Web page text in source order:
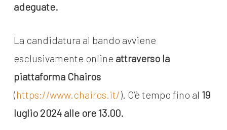
adeguate.
La candidatura al bando avviene
esclusivamente online attraverso la
piattaforma Chairos
(https://www.chairos.it/). C’è tempo fino al 19
luglio 2024 alle ore 13.00.